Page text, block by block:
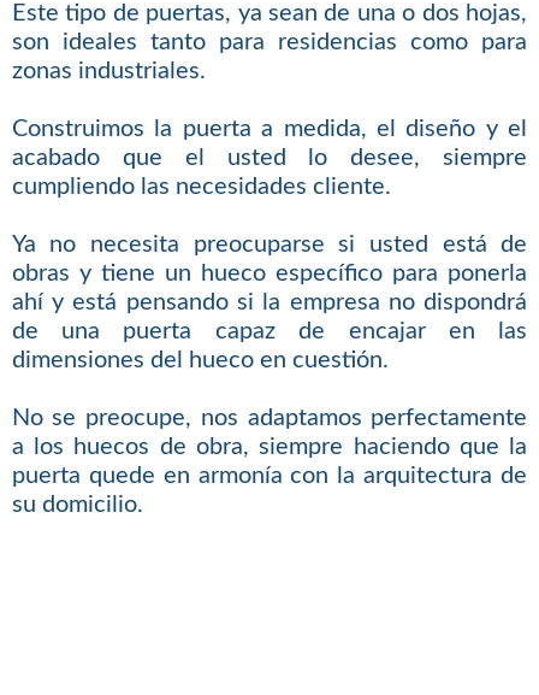
Este tipo de puertas, ya sean de una o dos hojas,
son ideales tanto para residencias como para
zonas industriales.
Construimos la puerta a medida, el diseño y el
acabado que el usted lo desee, siempre
cumpliendo las necesidades cliente.
Ya no necesita preocuparse si usted está de
obras y tiene un hueco específico para ponerla
ahí y está pensando si la empresa no dispondrá
de una puerta capaz de encajar en las
dimensiones del hueco en cuestión.
No se preocupe, nos adaptamos perfectamente
a los huecos de obra, siempre haciendo que la
puerta quede en armonía con la arquitectura de
su domicilio.